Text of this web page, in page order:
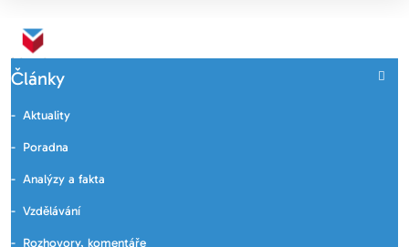
Články
Aktuality
Poradna
Analýzy a fakta
Vzdělávání
Rozhovory, komentáře